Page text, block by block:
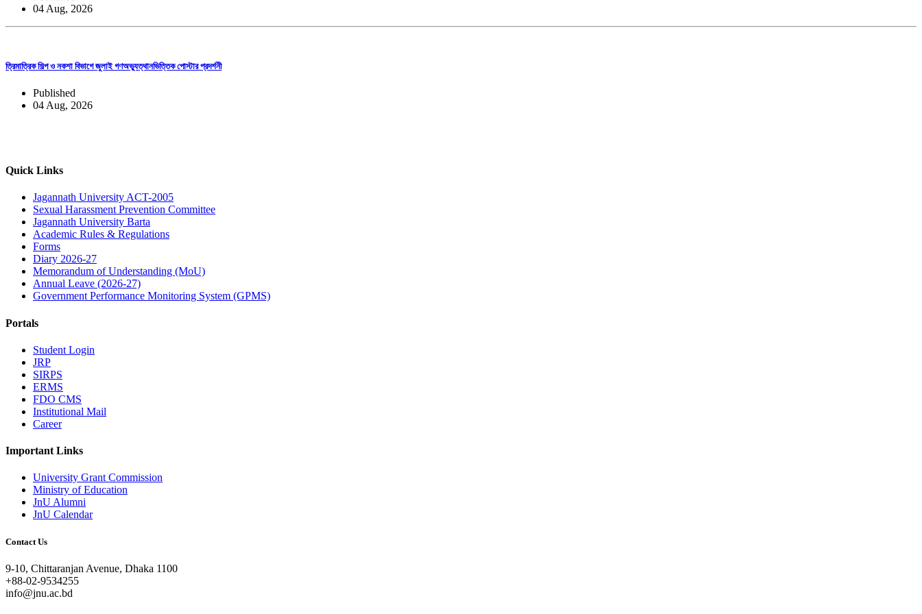
04 Aug, 2026
ত্রিমাত্রিক শিল্প ও নকশা বিভাগে জুলাই গণঅভ্যুত্থানভিত্তিক পোস্টার প্রদর্শনী
Published
04 Aug, 2026
Quick Links
Jagannath University ACT-2005
Sexual Harassment Prevention Committee
Jagannath University Barta
Academic Rules & Regulations
Forms
Diary 2026-27
Memorandum of Understanding (MoU)
Annual Leave (2026-27)
Government Performance Monitoring System (GPMS)
Portals
Student Login
JRP
SIRPS
ERMS
FDO CMS
Institutional Mail
Career
Important Links
University Grant Commission
Ministry of Education
JnU Alumni
JnU Calendar
Contact Us
9-10, Chittaranjan Avenue, Dhaka 1100
+88-02-9534255
info@jnu.ac.bd